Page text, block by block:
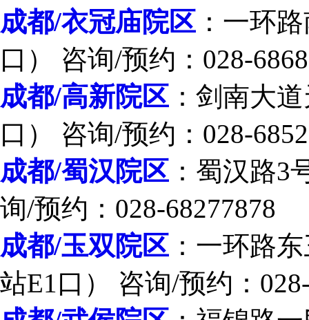
成都/衣冠庙院区 ：一环
口） 咨询/预约：028-
成都/高新院区 ：剑南大
口） 咨询/预约：028-
成都/蜀汉院区 ：蜀汉路3
询/预约：028-68277878
成都/玉双院区 ：一环路
站E1口） 咨询/预约：